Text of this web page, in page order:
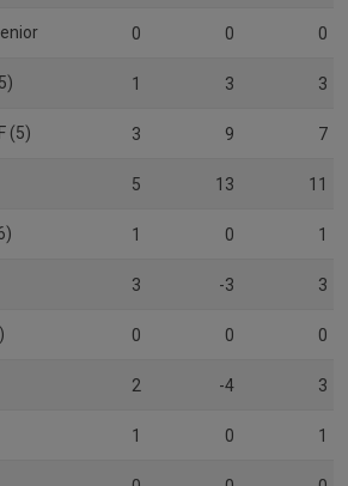
0 0 0
1 3 3
(5) 3 9 7
5 13 11
1 0 1
3 -3 3
0 0 0
2 -4 3
1 0 1